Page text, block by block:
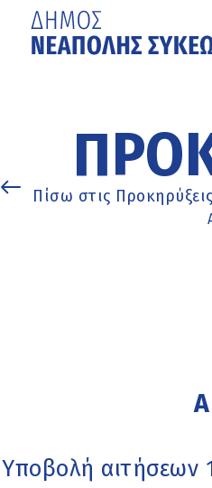
περιεχόμενο
Πίσω στις Προκηρύξεις
Υποβολή αιτήσεων